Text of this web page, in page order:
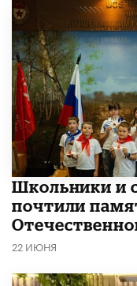
Школьники и
почтили
22 ИЮНЯ